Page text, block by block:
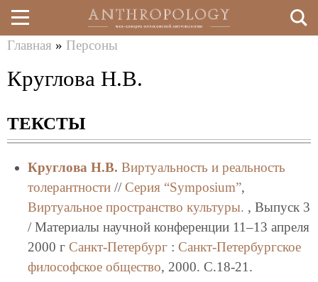
Перейти
к
содержанию
здесь
Главная » Персоны
Круглова Н.В.
ТЕКСТЫ
Круглова Н.В. Виртуальность и реальность
толерантности// Серия “Symposium”,
Виртуальное пространство культуры. , Выпуск 3
/ Материалы научной конференции 11–13 апреля
2000 г Санкт-Петербург: Санкт-Петербургское
философское общество, 2000. C.18-21.